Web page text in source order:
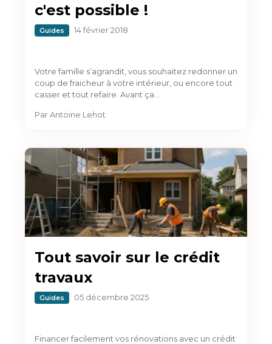
c'est possible !
Guides 14 février 2018
Votre famille s’agrandit, vous souhaitez redonner un
coup de fraicheur à votre intérieur, ou encore tout
casser et tout refaire. Avant ça…
Par Antoine Lehot
Tout savoir sur le crédit
travaux
Guides 05 décembre 2025
Financer facilement vos rénovations avec un crédit